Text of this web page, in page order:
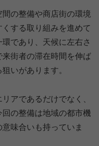
の整備や商店街の環境
する取り組みを進めて
であり、天候に左右さ
街者の滞在時間を伸ば
いがあります。
アであるだけでなく、
の整備は地域の都市機
味合いも持っていま